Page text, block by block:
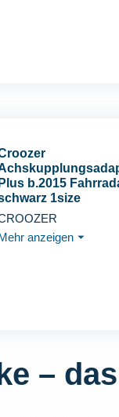
b.2015
1size
anzeigen ⏷
–